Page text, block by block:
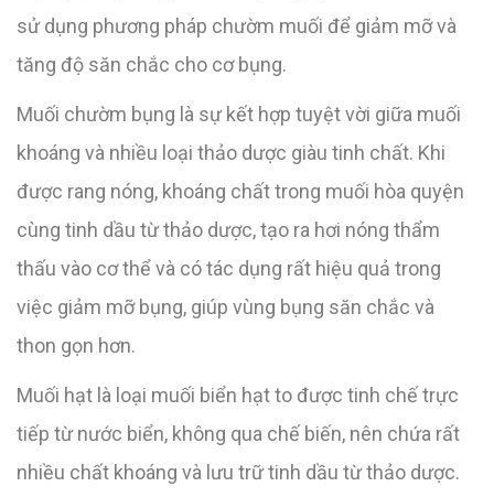
sử dụng phương pháp chườm muối để giảm mỡ và
tăng độ săn chắc cho cơ bụng.
Muối chườm bụng là sự kết hợp tuyệt vời giữa muối
khoáng và nhiều loại thảo dược giàu tinh chất. Khi
được rang nóng, khoáng chất trong muối hòa quyện
cùng tinh dầu từ thảo dược, tạo ra hơi nóng thẩm
thấu vào cơ thể và có tác dụng rất hiệu quả trong
việc giảm mỡ bụng, giúp vùng bụng săn chắc và
thon gọn hơn.
Muối hạt là loại muối biển hạt to được tinh chế trực
tiếp từ nước biển, không qua chế biến, nên chứa rất
nhiều chất khoáng và lưu trữ tinh dầu từ thảo dược.